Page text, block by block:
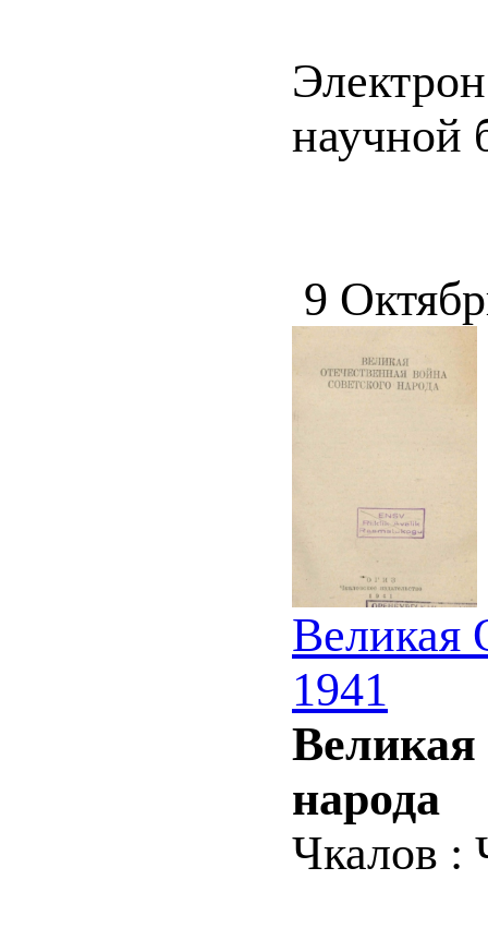
научной
9
Великая
1941
Великая
народа
Чкалов :